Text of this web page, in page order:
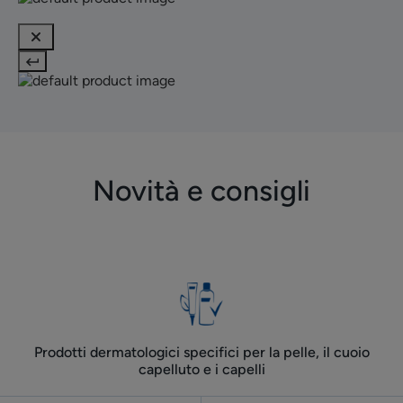
Novità e consigli
Prodotti dermatologici specifici per la pelle, il cuoio
capelluto e i capelli